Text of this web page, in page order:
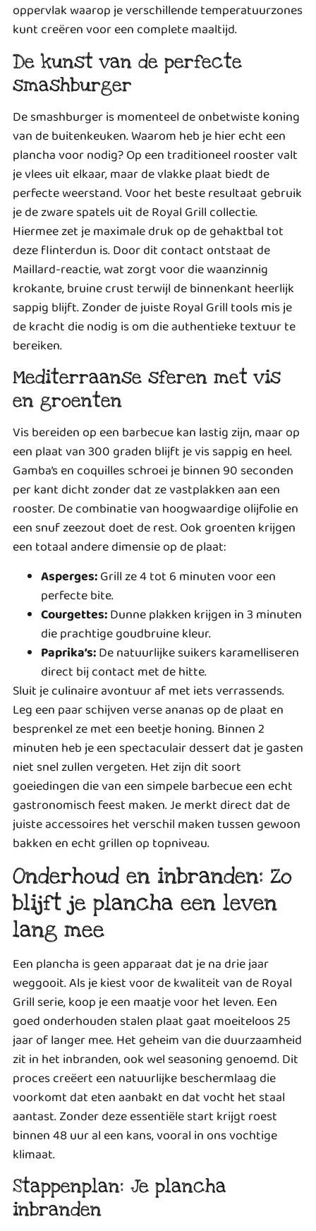
oppervlak waarop je verschillende temperatuurzones
kunt creëren voor een complete maaltijd.
De kunst van de perfecte
smashburger
De smashburger is momenteel de onbetwiste koning
van de buitenkeuken. Waarom heb je hier echt een
plancha voor nodig? Op een traditioneel rooster valt
je vlees uit elkaar, maar de vlakke plaat biedt de
perfecte weerstand. Voor het beste resultaat gebruik
je de zware spatels uit de Royal Grill collectie.
Hiermee zet je maximale druk op de gehaktbal tot
deze flinterdun is. Door dit contact ontstaat de
Maillard-reactie, wat zorgt voor die waanzinnig
krokante, bruine crust terwijl de binnenkant heerlijk
sappig blijft. Zonder de juiste Royal Grill tools mis je
de kracht die nodig is om die authentieke textuur te
bereiken.
Mediterraanse sferen met vis
en groenten
Vis bereiden op een barbecue kan lastig zijn, maar op
een plaat van 300 graden blijft je vis sappig en heel.
Gamba’s en coquilles schroei je binnen 90 seconden
per kant dicht zonder dat ze vastplakken aan een
rooster. De combinatie van hoogwaardige olijfolie en
een snuf zeezout doet de rest. Ook groenten krijgen
een totaal andere dimensie op de plaat:
Asperges:Grill ze 4 tot 6 minuten voor een
perfecte bite.
Courgettes:Dunne plakken krijgen in 3 minuten
die prachtige goudbruine kleur.
Paprika’s:De natuurlijke suikers karamelliseren
direct bij contact met de hitte.
Sluit je culinaire avontuur af met iets verrassends.
Leg een paar schijven verse ananas op de plaat en
besprenkel ze met een beetje honing. Binnen 2
minuten heb je een spectaculair dessert dat je gasten
niet snel zullen vergeten. Het zijn dit soort
goeiedingen die van een simpele barbecue een echt
gastronomisch feest maken. Je merkt direct dat de
juiste accessoires het verschil maken tussen gewoon
bakken en echt grillen op topniveau.
Onderhoud en inbranden: Zo
blijft je plancha een leven
lang mee
Een plancha is geen apparaat dat je na drie jaar
weggooit. Als je kiest voor de kwaliteit van de Royal
Grill serie, koop je een maatje voor het leven. Een
goed onderhouden stalen plaat gaat moeiteloos 25
jaar of langer mee. Het geheim van die duurzaamheid
zit in het inbranden, ook wel seasoning genoemd. Dit
proces creëert een natuurlijke beschermlaag die
voorkomt dat eten aanbakt en dat vocht het staal
aantast. Zonder deze essentiële start krijgt roest
binnen 48 uur al een kans, vooral in ons vochtige
klimaat.
Stappenplan: Je plancha
inbranden